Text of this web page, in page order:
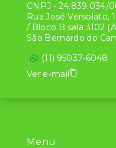
Menu
CNPJ - 24.839.034/
Rua José Versolato,
/ Bloco B sala 3102
São Bernardo do
(11) 95037-6048
Ver e-mail